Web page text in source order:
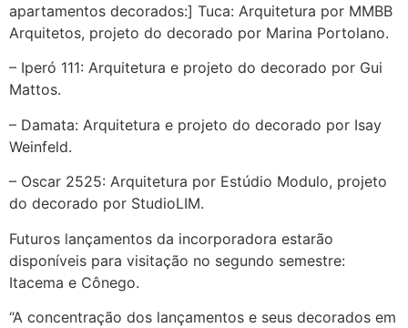
apartamentos decorados:] Tuca: Arquitetura por MMBB
Arquitetos, projeto do decorado por Marina Portolano.
– Iperó 111: Arquitetura e projeto do decorado por Gui
Mattos.
– Damata: Arquitetura e projeto do decorado por Isay
Weinfeld.
– Oscar 2525: Arquitetura por Estúdio Modulo, projeto
do decorado por StudioLIM.
Futuros lançamentos da incorporadora estarão
disponíveis para visitação no segundo semestre:
Itacema e Cônego.
“A concentração dos lançamentos e seus decorados em